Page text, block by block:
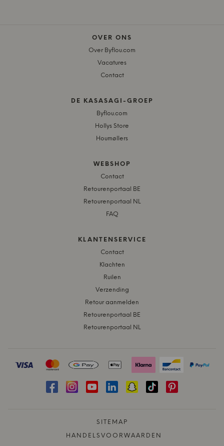
OVER ONS
Over Byflou.com
Vacatures
Contact
DE KASASAGI-GROEP
Byflou.com
Hollys Store
Houmøllers
WEBSHOP
Contact
Retourenportaal BE
Retourenportaal NL
FAQ
KLANTENSERVICE
Contact
Klachten
Ruilen
Verzending
Retour aanmelden
Retourenportaal BE
Retourenportaal NL
SITEMAP
HANDELSVOORWAARDEN